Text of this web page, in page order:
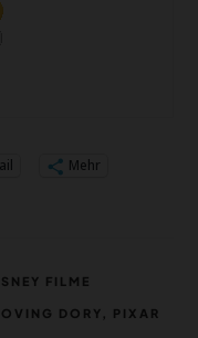
Mehr
FILME
DORY PIXAR